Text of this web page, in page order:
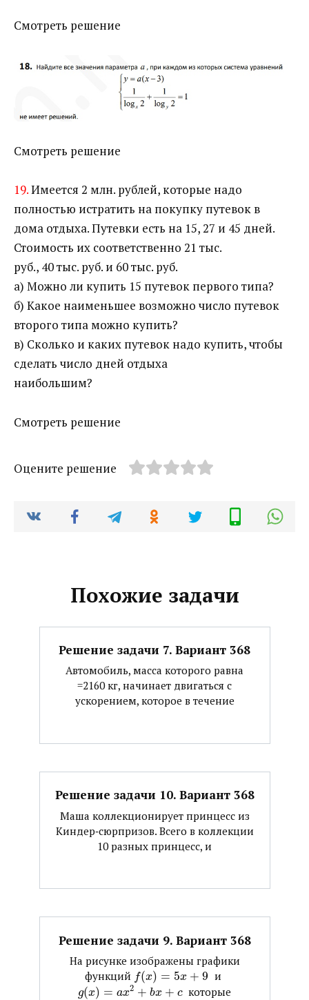
Смотреть решение
Смотреть решение
19.Имеется 2 млн. рублей, которые надо
полностью истратить на покупку путевок в
дома отдыха. Путевки есть на 15, 27 и 45 дней.
Стоимость их соответственно 21 тыс.
руб., 40 тыс. руб. и 60 тыс. руб.
а) Можно ли купить 15 путевок первого типа?
б) Какое наименьшее возможно число путевок
второго типа можно купить?
в) Сколько и каких путевок надо купить, чтобы
сделать число дней отдыха
наибольшим?
Смотреть решение
Оцените решение
Похожие задачи
Решение задачи 7. Вариант 368
Автомобиль, масса которого равна
=2160 кг, начинает двигаться с
ускорением, которое в течение
Решение задачи 10. Вариант 368
Маша коллекционирует принцесс из
Киндер‐сюрпризов. Всего в коллекции
10 разных принцесс, и
Решение задачи 9. Вариант 368
На рисунке изображены графики
функций ​ f(x) = 5x + 9 ​ и ​
g(x) = ax2 + bx + c ​ которые